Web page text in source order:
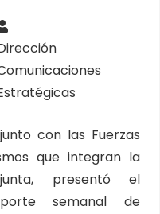
con las Fuerzas
que integran la
presentó el
semanal de